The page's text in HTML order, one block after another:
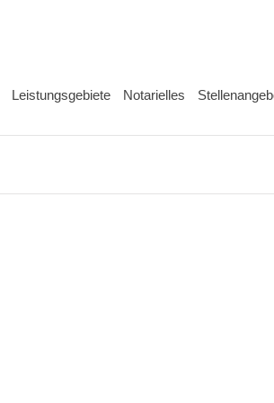
Leistungsgebiete Notarielles